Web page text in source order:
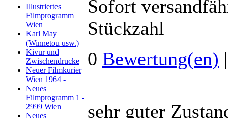
Illustriertes
Filmprogramm
Wien
Karl May
(Winnetou usw.)
Kivur und
Zwischendrucke
Neuer Filmkurier
Wien 1964 -
Neues
Filmprogramm 1 -
2999 Wien
Neues
Sofort
Stückzahl
0 Bewertung(en)
sehr guter